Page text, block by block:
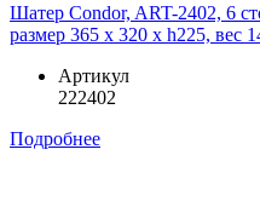
Шатер Condor, ART-2402, 6
размер 365 x 320 x h225, вес
Артикул
222402
Подробнее